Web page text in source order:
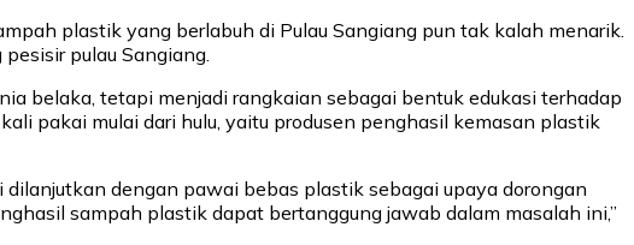
plastik yang berlabuh di Pulau Sangiang pun tak kalah menarik.
pulau Sangiang.
belaka, tetapi menjadi rangkaian sebagai bentuk edukasi terhadap
pakai mulai dari hulu, yaitu produsen penghasil kemasan plastik
dengan pawai bebas plastik sebagai upaya dorongan
sampah plastik dapat bertanggung jawab dalam masalah ini,”